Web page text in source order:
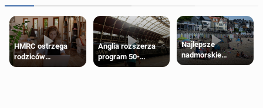
HMRC ostrzega
rodziców
pobierających Child
Anglia rozszerza
program 50-
procentowych
Najlepsze
nadmorskie
miasteczko blisko